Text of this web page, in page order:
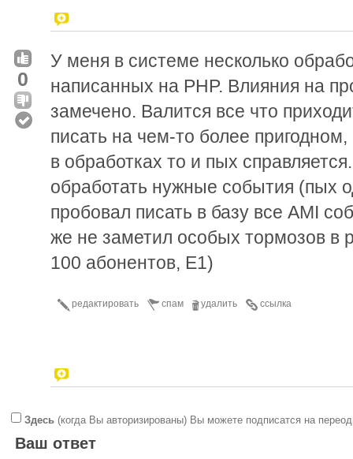
0
У меня в системе несколько
написанных на PHP. Влияния на
замечено. Валится все что
писать на чем-то более
в обработках то и пых
обработать нужные события (пых
пробовал писать в базу все AMI
же не заметил особых тормозов в
100 абонентов, Е1)
ссылка
удалить
спам
редактировать
Здесь (когда Вы авторизированы) Вы можете подписатся на
Ваш ответ